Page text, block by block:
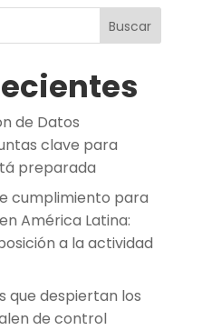
Buscar
de Datos
clave para
preparada
cumplimiento para
América Latina:
a la actividad
que despiertan los
de control